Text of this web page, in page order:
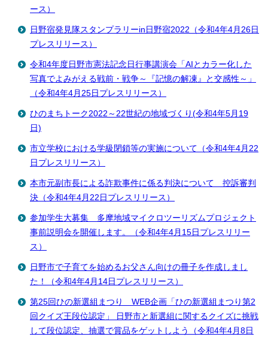
ース）
日野宿発見隊スタンプラリーin日野宿2022（令和4年4月26日
プレスリリース）
令和4年度日野市憲法記念日行事講演会「AIとカラー化した
写真でよみがえる戦前・戦争～『記憶の解凍』と交感性～」
（令和4年4月25日プレスリリース）
ひのまちトーク2022～22世紀の地域づくり(令和4年5月19
日)
市立学校における学級閉鎖等の実施について（令和4年4月22
日プレスリリース）
本市元副市長による詐欺事件に係る判決について 控訴審判
決（令和4年4月22日プレスリリース）
参加学生大募集 多摩地域マイクロツーリズムプロジェクト
事前説明会を開催します。（令和4年4月15日プレスリリー
ス）
日野市で子育てを始めるお父さん向けの冊子を作成しまし
た！（令和4年4月14日プレスリリース）
第25回ひの新選組まつり WEB企画「ひの新選組まつり第2
回クイズ王段位認定」 日野市と新選組に関するクイズに挑戦
して段位認定、抽選で賞品をゲットしよう（令和4年4月8日